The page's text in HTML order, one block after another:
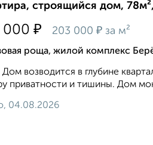
строящийся дом,
000 ₽ 203 000 ₽ за м²
роща, жилой комплекс
возводится в глубине
приватности и тишины. Дом
04.08.2026